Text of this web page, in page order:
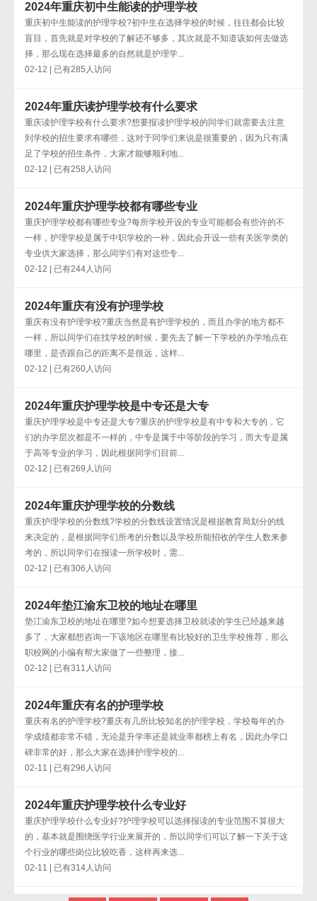
2024年重庆初中生能读的护理学校
重庆初中生能读的护理学校?初中生在选择学校的时候，往往都会比较
盲目，首先就是对学校的了解还不够多，其次就是不知道该如何去做选
择，那么现在选择最多的自然就是护理学...
02-12 | 已有285人访问
2024年重庆读护理学校有什么要求
重庆读护理学校有什么要求?想要报读护理学校的同学们就需要去注意
到学校的招生要求有哪些，这对于同学们来说是很重要的，因为只有满
足了学校的招生条件，大家才能够顺利地...
02-12 | 已有258人访问
2024年重庆护理学校都有哪些专业
重庆护理学校都有哪些专业?每所学校开设的专业可能都会有些许的不
一样，护理学校是属于中职学校的一种，因此会开设一些有关医学类的
专业供大家选择，那么同学们有对这些专...
02-12 | 已有244人访问
2024年重庆有没有护理学校
重庆有没有护理学校?重庆当然是有护理学校的，而且办学的地方都不
一样，所以同学们在找学校的时候，要先去了解一下学校的办学地点在
哪里，是否跟自己的距离不是很远，这样...
02-12 | 已有260人访问
2024年重庆护理学校是中专还是大专
重庆护理学校是中专还是大专?重庆的护理学校是有中专和大专的，它
们的办学层次都是不一样的，中专是属于中等阶段的学习，而大专是属
于高等专业的学习，因此根据同学们目前...
02-12 | 已有269人访问
2024年重庆护理学校的分数线
重庆护理学校的分数线?学校的分数线设置情况是根据教育局划分的线
来决定的，是根据同学们所考的分数以及学校所能招收的学生人数来参
考的，所以同学们在报读一所学校时，需...
02-12 | 已有306人访问
2024年垫江渝东卫校的地址在哪里
垫江渝东卫校的地址在哪里?如今想要选择卫校就读的学生已经越来越
多了，大家都想咨询一下该地区在哪里有比较好的卫生学校推荐，那么
职校网的小编有帮大家做了一些整理，接...
02-12 | 已有311人访问
2024年重庆有名的护理学校
重庆有名的护理学校?重庆有几所比较知名的护理学校，学校每年的办
学成绩都非常不错，无论是升学率还是就业率都榜上有名，因此办学口
碑非常的好，那么大家在选择护理学校的...
02-11 | 已有296人访问
2024年重庆护理学校什么专业好
重庆护理学校什么专业好?护理学校可以选择报读的专业范围不算很大
的，基本就是围绕医学行业来展开的，所以同学们可以了解一下关于这
个行业的哪些岗位比较吃香，这样再来选...
02-11 | 已有314人访问